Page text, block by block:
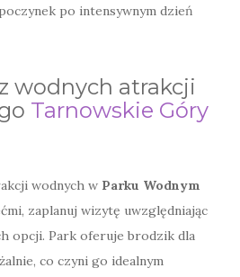
po intensywnym dzień
wodnych atrakcji
Tarnowskie Góry
wodnych w Parku Wodnym
zaplanuj wizytę uwzględniając
opcji. Park oferuje brodzik dla
co czyni go idealnym